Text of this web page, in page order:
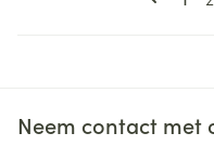
Neem contact met